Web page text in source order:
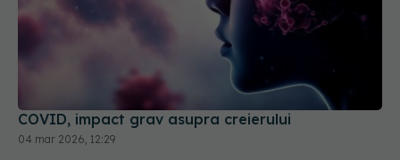
COVID, impact grav asupra creierului
04 mar 2026, 12:29